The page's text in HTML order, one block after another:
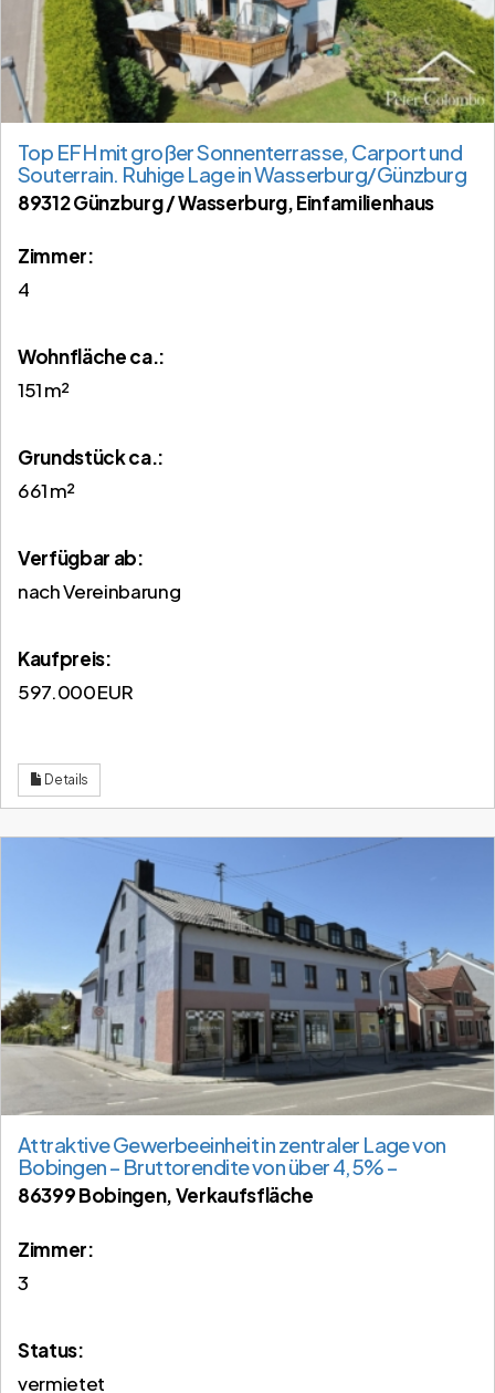
Top EFH mit großer Sonnenterrasse, Carport und
Souterrain. Ruhige Lage in Wasserburg/Günzburg
89312 Günzburg / Wasserburg, Einfamilienhaus
Zimmer:
4
Wohnfläche ca.:
151 m²
Grund­stück ca.:
661 m²
Verfügbar ab:
nach Vereinbarung
Kaufpreis:
597.000 EUR
Details
Attraktive Gewerbeeinheit in zentraler Lage von
Bobingen – Bruttorendite von über 4,5% –
86399 Bobingen, Verkaufsfläche
Zimmer:
3
Status:
vermietet